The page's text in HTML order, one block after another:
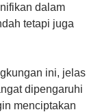
dalam
tetapi juga
ini, jelas
dipengaruhi
menciptakan